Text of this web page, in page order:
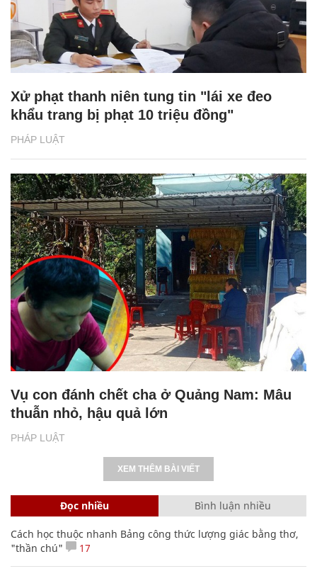
PHÁP LUẬT
Xử phạt thanh niên tung tin "lái xe đeo
khẩu trang bị phạt 10 triệu đồng"
PHÁP LUẬT
Vụ con đánh chết cha ở Quảng Nam: Mâu
thuẫn nhỏ, hậu quả lớn
XEM THÊM BÀI VIẾT
Đọc nhiều Bình luận nhiều
Cách học thuộc nhanh Bảng công thức lượng giác bằng thơ,
"thần chú"
17